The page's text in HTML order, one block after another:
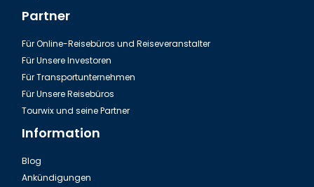
Partner
Für Online-Reisebüros und Reiseveranstalter
Für Unsere Investoren
Für Transportunternehmen
Für Unsere Reisebüros
Tourwix und seine Partner
Information
Blog
Ankündigungen